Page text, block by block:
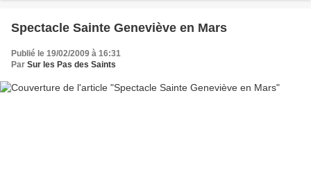
Spectacle Sainte Geneviève en Mars
Publié le 19/02/2009 à 16:31
Par Sur les Pas des Saints